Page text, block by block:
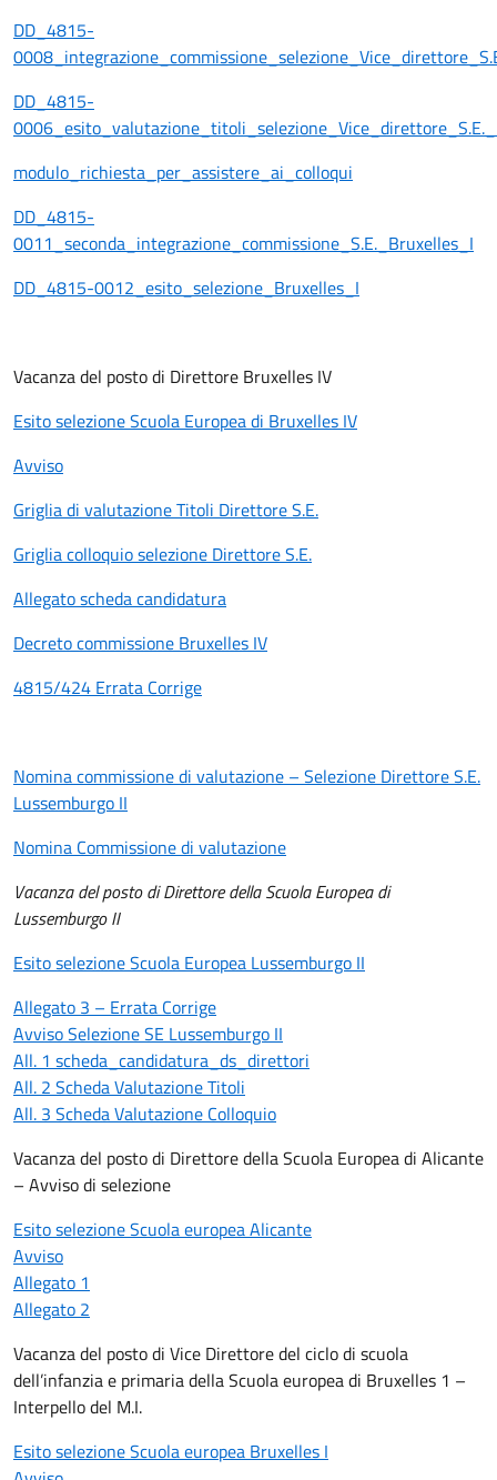
DD_4815-
DD_4815-
modulo_richiesta_per_assistere_ai_colloqui
DD_4815-
0011_seconda_integrazione_commissione_S.E._Bruxelles_I
DD_4815-0012_esito_selezione_Bruxelles_I
Vacanza del posto di Direttore Bruxelles IV
Esito selezione Scuola Europea di Bruxelles IV
Avviso
Griglia di valutazione Titoli Direttore S.E.
Griglia colloquio selezione Direttore S.E.
Allegato scheda candidatura
Decreto commissione Bruxelles IV
4815/424 Errata Corrige
Nomina commissione di valutazione – Selezione Direttore S.E.
Lussemburgo II
Nomina Commissione di valutazione
Vacanza del posto di Direttore della Scuola Europea di
Lussemburgo II
Esito selezione Scuola Europea Lussemburgo II
Allegato 3 – Errata Corrige
Avviso Selezione SE Lussemburgo II
All. 1 scheda_candidatura_ds_direttori
All. 2 Scheda Valutazione Titoli
All. 3 Scheda Valutazione Colloquio
Vacanza del posto di Direttore della Scuola Europea di Alicante
– Avviso di selezione
Esito selezione Scuola europea Alicante
Avviso
Allegato 1
Allegato 2
Vacanza del posto di Vice Direttore del ciclo di scuola
dell’infanzia e primaria della Scuola europea di Bruxelles 1 –
Interpello del M.I.
Esito selezione Scuola europea Bruxelles I